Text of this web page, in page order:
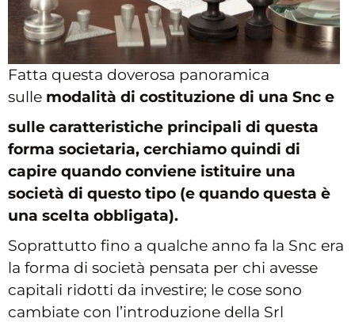
Fatta questa doverosa panoramica
sulle modalità di costituzione di una Snc e
sulle caratteristiche principali di questa
forma societaria, cerchiamo quindi di
capire quando conviene istituire una
società di questo tipo (e quando questa è
una scelta obbligata).
Soprattutto fino a qualche anno fa la Snc era
la forma di società pensata per chi avesse
capitali ridotti da investire; le cose sono
cambiate con l’introduzione della Srl